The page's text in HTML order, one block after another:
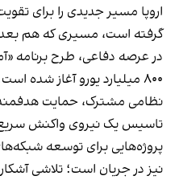
اروپا مسیر جدیدی را برای
گرفته است، مسیری که هم
۸۰۰ میلیارد یورو آغاز
نظامی مشترک، حمایت
پروژه‌هایی برای توسعه
نیز در جریان است؛ تلاشی